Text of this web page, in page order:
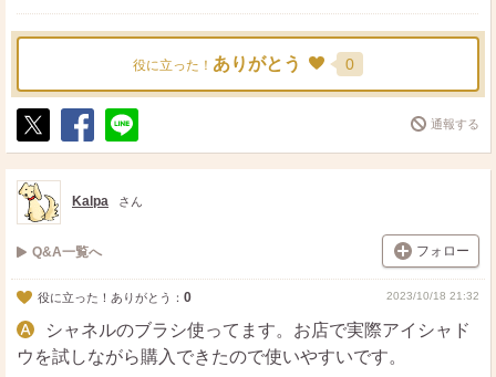
役に立った！ ありがとう 0
ポ
ス
ト
シ
ェ
送
る
通報する
Kalpa さん
Q&A一覧へ フォロー
役に立った！ありがとう： 0 2023/10/18 21:32
シャネルのブラシ使ってます。お店で実際アイシャド
ウを試しながら購入できたので使いやすいです。